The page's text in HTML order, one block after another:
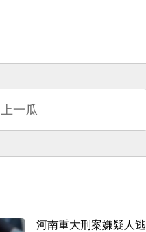
上一瓜
河南重大刑案嫌疑人逃